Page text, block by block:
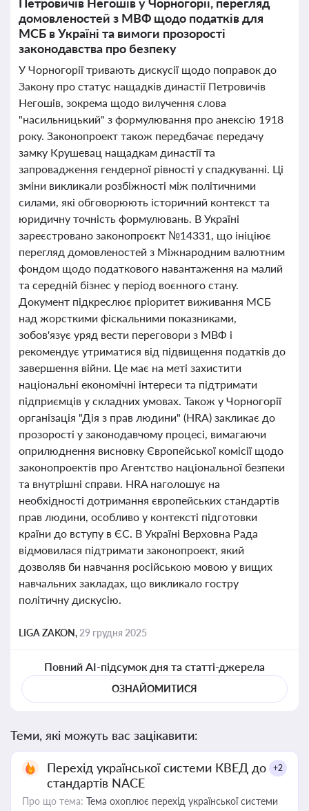
домовленостей з МВФ щодо податків для
МСБ в Україні та вимоги прозорості
законодавства про безпеку
У Чорногорії тривають дискусії щодо поправок до
Закону про статус нащадків династії Петровичів
Негошів, зокрема щодо вилучення слова
"насильницький" з формулювання про анексію 1918
року. Законопроект також передбачає передачу
замку Крушевац нащадкам династії та
запровадження гендерної рівності у спадкуванні. Ці
зміни викликали розбіжності між політичними
силами, які обговорюють історичний контекст та
юридичну точність формулювань. В Україні
зареєстровано законопроєкт №14331, що ініціює
перегляд домовленостей з Міжнародним валютним
фондом щодо податкового навантаження на малий
та середній бізнес у період воєнного стану.
Документ підкреслює пріоритет виживання МСБ
над жорсткими фіскальними показниками,
зобов'язує уряд вести переговори з МВФ і
рекомендує утриматися від підвищення податків до
завершення війни. Це має на меті захистити
національні економічні інтереси та підтримати
підприємців у складних умовах. Також у Чорногорії
організація "Дія з прав людини" (HRA) закликає до
прозорості у законодавчому процесі, вимагаючи
оприлюднення висновку Європейської комісії щодо
законопроектів про Агентство національної безпеки
та внутрішні справи. HRA наголошує на
необхідності дотримання європейських стандартів
прав людини, особливо у контексті підготовки
країни до вступу в ЄС. В Україні Верховна Рада
відмовилася підтримати законопроект, який
дозволяв би навчання російською мовою у вищих
навчальних закладах, що викликало гостру
політичну дискусію.
LIGA ZAKON, 29 грудня 2025
Повний AI-підсумок дня та статті-джерела
ОЗНАЙОМИТИСЯ
Теми, які можуть вас зацікавити:
Перехід української системи КВЕД до
стандартів NACE
+2
Про що тема: Тема охоплює перехід української системи